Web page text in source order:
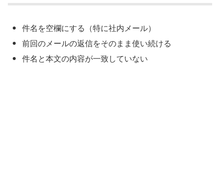
件名を空欄にする（特に社内メール）
前回のメールの返信をそのまま使い続ける
件名と本文の内容が一致していない